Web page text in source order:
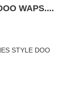
WAPS....